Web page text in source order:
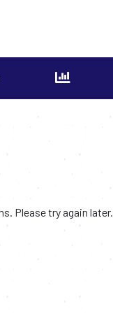
Please try again later.